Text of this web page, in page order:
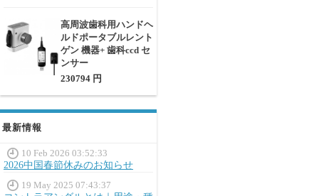
高周波歯科用ハンドヘ
ルドポータブルレント
ゲン 機器+ 歯科ccd セ
ンサー
230794 円
最新情報
10 Feb 2026 03:52:33
2026中国春節休みのお知らせ
19 May 2025 07:43:37